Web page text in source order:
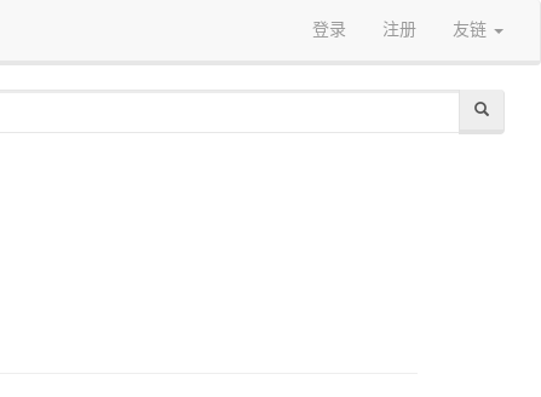
登录 注册 友链